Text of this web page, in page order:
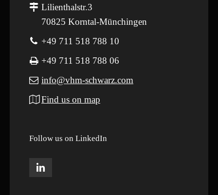
Lilienthalstr.3
70825 Korntal-Münchingen
+49 711 518 788 10
+49 711 518 788 06
info@vhm-schwarz.com
Find us on map
Follow us on LinkedIn